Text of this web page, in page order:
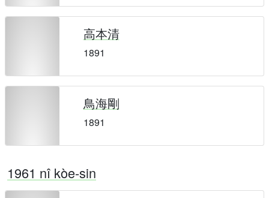
高本清
1891
鳥海剛
1891
1961 nî kòe-sin